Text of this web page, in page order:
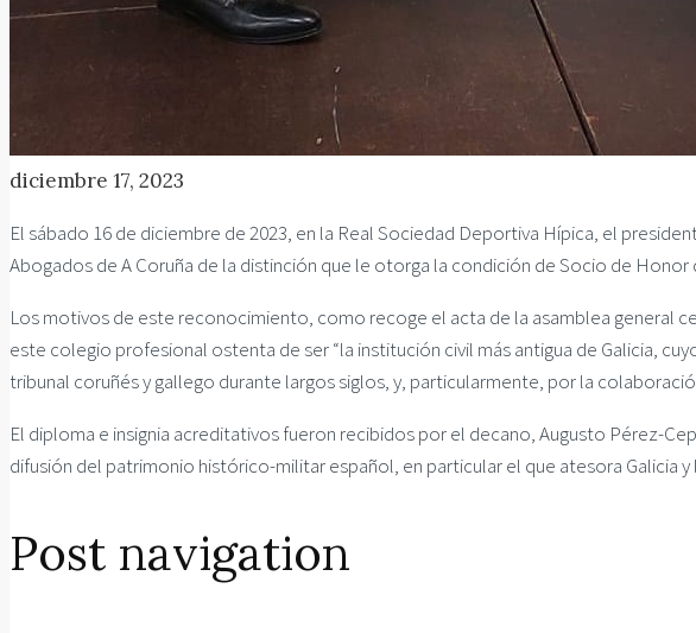
diciembre 17, 2023
El sábado 16 de diciembre de 2023, en la Real Sociedad Deportiva Hípica, el
Abogados de A Coruña de la distinción que le otorga la condición de Socio de Honor
Los motivos de este reconocimiento, como recoge el acta de la asamblea general
este colegio profesional ostenta de ser “la institución civil más antigua de Galicia,
tribunal coruñés y gallego durante largos siglos, y, particularmente, por la
El diploma e insignia acreditativos fueron recibidos por el decano, Augusto Pérez-
difusión del patrimonio histórico-militar español, en particular el que atesora Galicia y
Post navigation